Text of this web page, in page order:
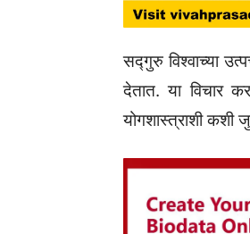
सद्गुरु विश्वाच्या
देतात. या विचार
योगशास्त्राशी कशी